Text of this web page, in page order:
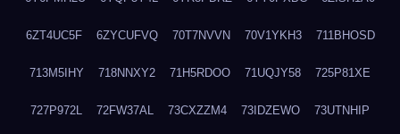
6ZT4UC5F 6ZYCUFVQ 70T7NVVN 70V1YKH3 711BHOSD
713M5IHY 718NNXY2 71H5RDOO 71UQJY58 725P81XE
727P972L 72FW37AL 73CXZZM4 73IDZEWO 73UTNHIP